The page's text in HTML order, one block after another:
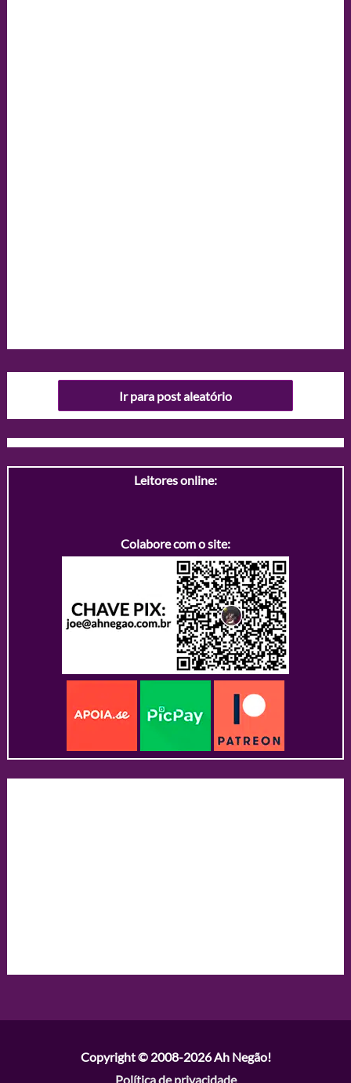
Ir para post aleatório
Leitores online:
Colabore com o site:
Copyright © 2008-2026Ah Negão!
Política de privacidade